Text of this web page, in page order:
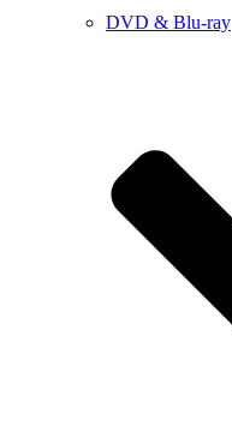
DVD & Blu-ray